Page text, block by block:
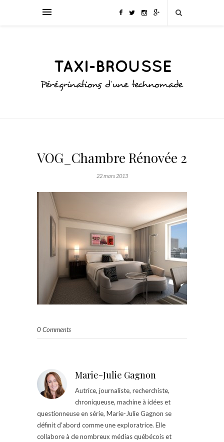
VOG_Chambre Rénovée 2
22 mars 2013
0 Comments
Marie-Julie Gagnon
Autrice, journaliste, recherchiste,
chroniqueuse, machine à idées et
questionneuse en série, Marie-Julie Gagnon se
définit d’abord comme une exploratrice. Elle
collabore à de nombreux médias québécois et